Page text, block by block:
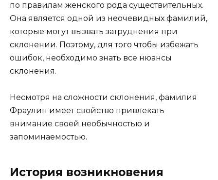
по правилам женского рода существительных.
Она является одной из неочевидных фамилий,
которые могут вызвать затруднения при
склонении. Поэтому, для того чтобы избежать
ошибок, необходимо знать все нюансы
склонения.
Несмотря на сложности склонения, фамилия
Фраулин имеет свойство привлекать
внимание своей необычностью и
запоминаемостью.
История возникновения